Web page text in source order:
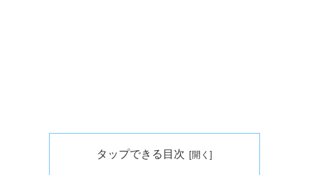
タップできる目次